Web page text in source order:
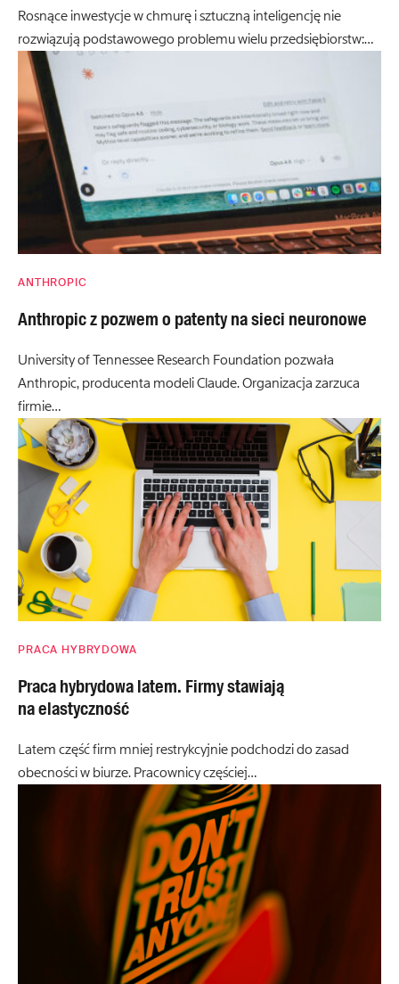
Rosnące inwestycje w chmurę i sztuczną inteligencję nie
rozwiązują podstawowego problemu wielu przedsiębiorstw:…
ANTHROPIC
Anthropic z pozwem o patenty na sieci neuronowe
University of Tennessee Research Foundation pozwała
Anthropic, producenta modeli Claude. Organizacja zarzuca
firmie…
PRACA HYBRYDOWA
Praca hybrydowa latem. Firmy stawiają
na elastyczność
Latem część firm mniej restrykcyjnie podchodzi do zasad
obecności w biurze. Pracownicy częściej…